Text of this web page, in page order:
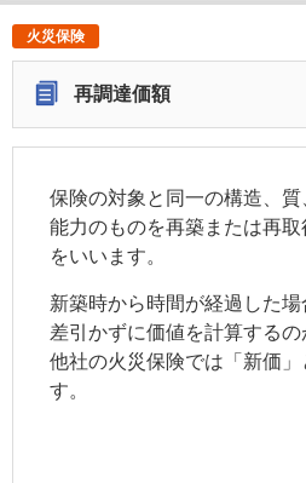
火災保険
再調達価額
保険の対象と同一の構造、質
能力のものを再築または再
をいいます。
新築時から時間が経過した
差引かずに価値を計算するの
他社の火災保険では「新価」
す。